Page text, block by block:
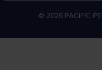
© 2026 PACIFIC